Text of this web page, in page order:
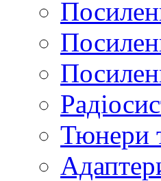
Тюнери